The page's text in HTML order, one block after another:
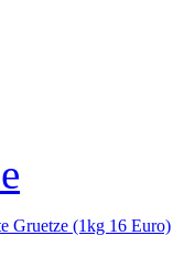
Gruetze (1kg 16 Euro)